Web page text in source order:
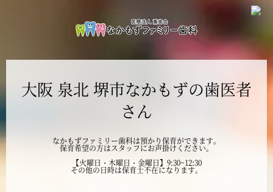
2024年11月
2024年9月
2024年8月
2024年7月
大阪 泉北 堺市なかもずの歯医者
さん
なかもずファミリー歯科は預かり保育ができます。
保育希望の方はスタッフにお声掛けください。
【火曜日・木曜日・金曜日】9:30~12:30
その他の日時は保育士不在になります。